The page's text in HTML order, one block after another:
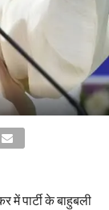
पार्टी के बाहुबली